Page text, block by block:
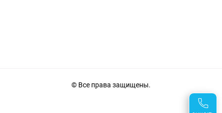
© Все права защищены.